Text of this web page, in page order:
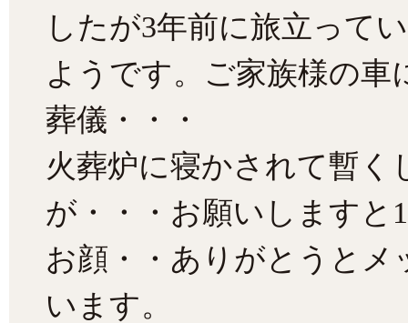
したが3年前に旅立って
ようです。ご家族様の
葬儀・・・
火葬炉に寝かされて暫
が・・・お願いしますと
お顔・・ありがとうと
います。